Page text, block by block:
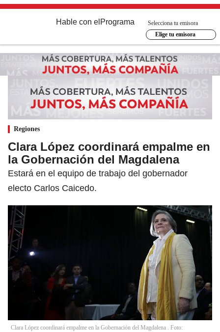
Hable con el Programa
Selecciona tu emisora
Elige tu emisora
Regiones
Clara López coordinará empalme en
la Gobernación del Magdalena
Estará en el equipo de trabajo del gobernador
electo Carlos Caicedo.
Clara López coordinará empalme en la Gobernación del Magdalena . Foto: